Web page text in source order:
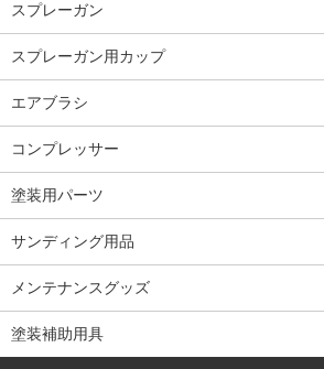
スプレーガン
スプレーガン用カップ
エアブラシ
コンプレッサー
塗装用パーツ
サンディング用品
メンテナンスグッズ
塗装補助用具